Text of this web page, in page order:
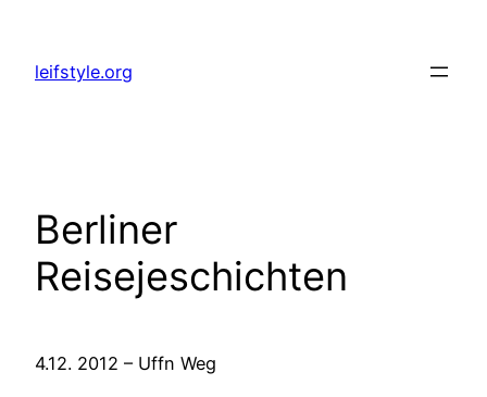
springen
leifstyle.org
Berliner
Reisejeschichten
4.12. 2012 – Uffn Weg